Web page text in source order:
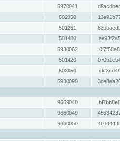
5970041
502350
501261
501480
5930062
501420
503050
5930090
9669040
9660049
9660050